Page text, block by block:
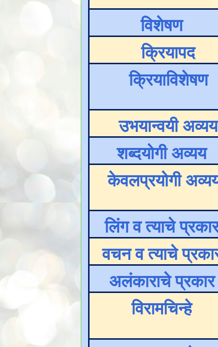
विशेषण
क्रियापद
क्रियाविशेषण
उभयान्वयी अव्यय
शब्दयोगी अव्यय
केवलप्रयोगी
लिंग व त्याचे
वचन व त्याचे
अलंकाराचे
विरामचिन्हे